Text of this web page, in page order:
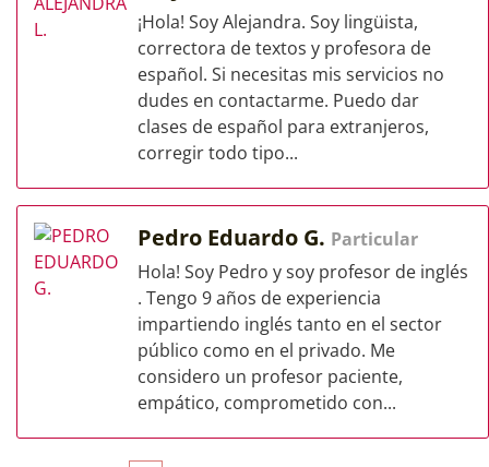
¡Hola! Soy Alejandra. Soy lingüista,
correctora de textos y profesora de
español. Si necesitas mis servicios no
dudes en contactarme. Puedo dar
clases de español para extranjeros,
corregir todo tipo...
Pedro Eduardo G. Particular
Hola! Soy Pedro y soy profesor de inglés
. Tengo 9 años de experiencia
impartiendo inglés tanto en el sector
público como en el privado. Me
considero un profesor paciente,
empático, comprometido con...